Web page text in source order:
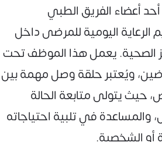
أعضاء الفريق الطبي
اليومية للمرضى داخل
الصحية. يعمل هذا الموظف تحت
ويُعتبر حلقة وصل مهمة بين
حيث يتولى متابعة الحالة
والمساعدة في تلبية احتياجاته
أو الشخصية.